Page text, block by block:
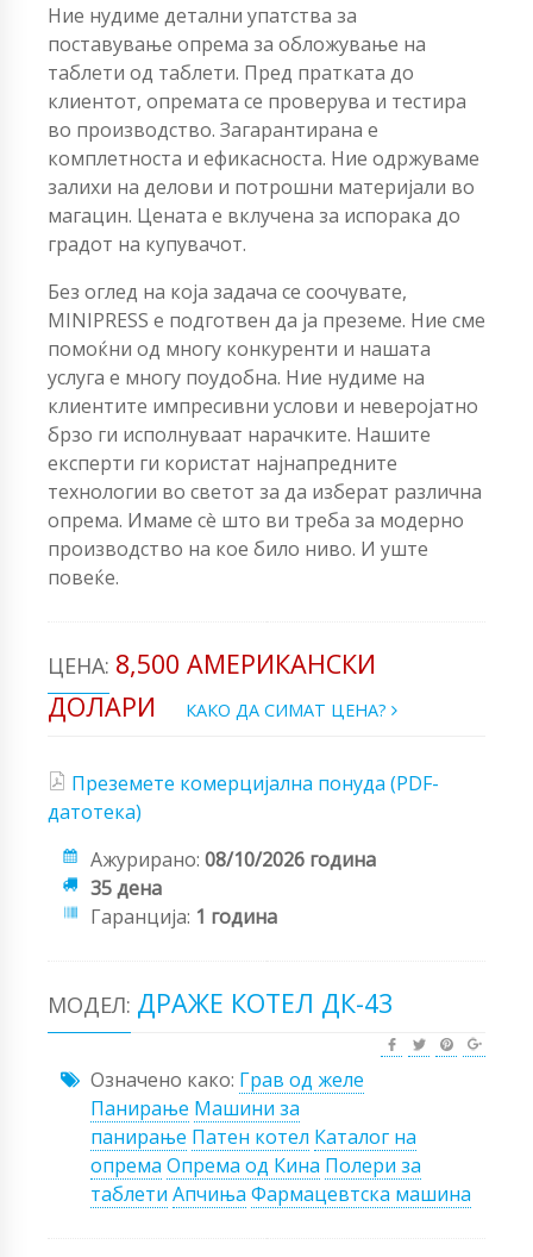
Ние нудиме детални упатства за
поставување опрема за обложување на
таблети од таблети. Пред пратката до
клиентот, опремата се проверува и тестира
во производство. Загарантирана е
комплетноста и ефикасноста. Ние одржуваме
залихи на делови и потрошни материјали во
магацин. Цената е вклучена за испорака до
градот на купувачот.
Без оглед на која задача се соочувате,
MINIPRESS е подготвен да ја преземе. Ние сме
помоќни од многу конкуренти и нашата
услуга е многу поудобна. Ние нудиме на
клиентите импресивни услови и неверојатно
брзо ги исполнуваат нарачките. Нашите
експерти ги користат најнапредните
технологии во светот за да изберат различна
опрема. Имаме сè што ви треба за модерно
производство на кое било ниво. И уште
повеќе.
ЦЕНА: 8,500 АМЕРИКАНСКИ
ДОЛАРИ
КАКО ДА СИМАТ ЦЕНА?
Преземете комерцијална понуда (PDF-
датотека)
Ажурирано: 08/10/2026 година
35 дена
Гаранција: 1 година
МОДЕЛ: ДРАЖЕ КОТЕЛ ДК-43
Означено како: Грав од желе
Панирање Машини за
панирање Патен котел Каталог на
опрема Опрема од Кина Полери за
таблети Апчиња Фармацевтска машина